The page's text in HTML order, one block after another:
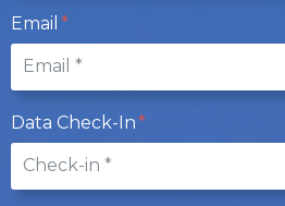
Email
Data Check-In